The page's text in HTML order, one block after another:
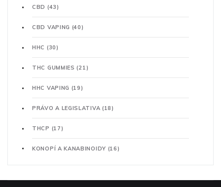
CBD (43)
CBD VAPING (40)
HHC (30)
THC GUMMIES(21)
HHC VAPING (19)
PRÁVO A LEGISLATIVA (18)
THCP (17)
KONOPÍ A KANABINOIDY (16)